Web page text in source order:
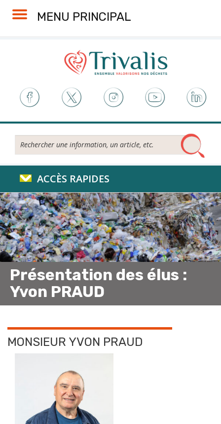
MENU PRINCIPAL
Rechercher...
ACCÈS RAPIDES
Présentation des élus :
Yvon PRAUD
MONSIEUR YVON PRAUD